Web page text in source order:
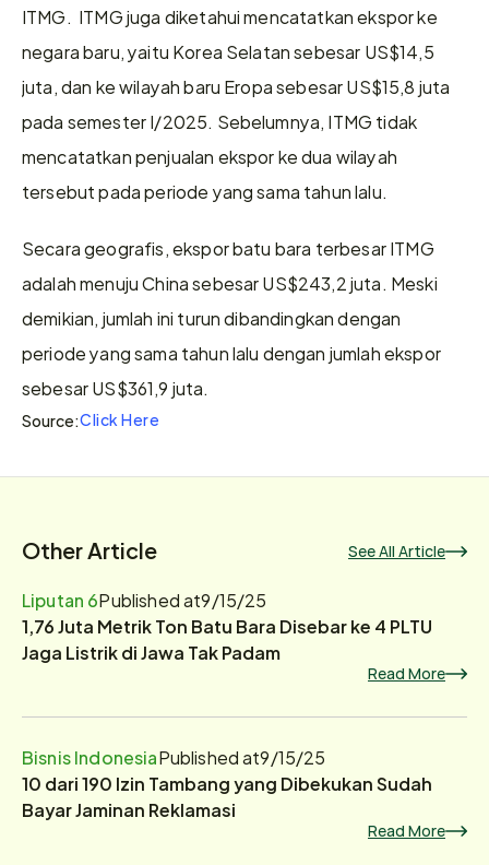
ITMG.  ITMG juga diketahui mencatatkan ekspor ke
negara baru, yaitu Korea Selatan sebesar US$14,5
juta, dan ke wilayah baru Eropa sebesar US$15,8 juta
pada semester I/2025. Sebelumnya, ITMG tidak
mencatatkan penjualan ekspor ke dua wilayah
tersebut pada periode yang sama tahun lalu.
Secara geografis, ekspor batu bara terbesar ITMG
adalah menuju China sebesar US$243,2 juta. Meski
demikian, jumlah ini turun dibandingkan dengan
periode yang sama tahun lalu dengan jumlah ekspor
sebesar US$361,9 juta.
Source:Click Here
Other Article See All Article
Liputan 6Published at9/15/25
1,76 Juta Metrik Ton Batu Bara Disebar ke 4 PLTU
Jaga Listrik di Jawa Tak Padam
Read More
Bisnis IndonesiaPublished at9/15/25
10 dari 190 Izin Tambang yang Dibekukan Sudah
Bayar Jaminan Reklamasi
Read More